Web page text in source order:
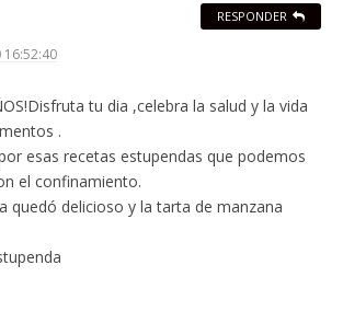
16:52:40
tu dia ,celebra la salud y la vida
.
esas recetas estupendas que podemos
el confinamiento.
quedó delicioso y la tarta de manzana
RESPONDER